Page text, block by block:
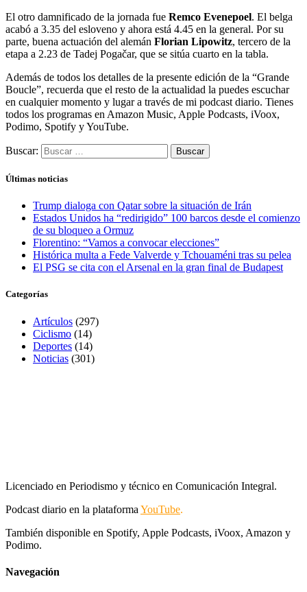
El otro damnificado de la jornada fue Remco Evenepoel. El belga
acabó a 3.35 del esloveno y ahora está 4.45 en la general. Por su
parte, buena actuación del alemán Florian Lipowitz, tercero de la
etapa a 2.23 de Tadej Pogačar, que se sitúa cuarto en la tabla.
Además de todos los detalles de la presente edición de la “Grande
Boucle”, recuerda que el resto de la actualidad la puedes escuchar
en cualquier momento y lugar a través de mi podcast diario. Tienes
todos los programas en Amazon Music, Apple Podcasts, iVoox,
Podimo, Spotify y YouTube.
Buscar:
Últimas noticias
Trump dialoga con Qatar sobre la situación de Irán
Estados Unidos ha “redirigido” 100 barcos desde el comienzo
de su bloqueo a Ormuz
Florentino: “Vamos a convocar elecciones”
Histórica multa a Fede Valverde y Tchouaméni tras su pelea
El PSG se cita con el Arsenal en la gran final de Budapest
Categorías
Artículos (297)
Ciclismo (14)
Deportes (14)
Noticias (301)
Licenciado en Periodismo y técnico en Comunicación Integral.
Podcast diario en la plataforma YouTube.
También disponible en Spotify, Apple Podcasts, iVoox, Amazon y
Podimo.
Navegación